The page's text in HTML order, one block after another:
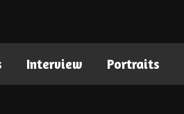
Interview Portraits